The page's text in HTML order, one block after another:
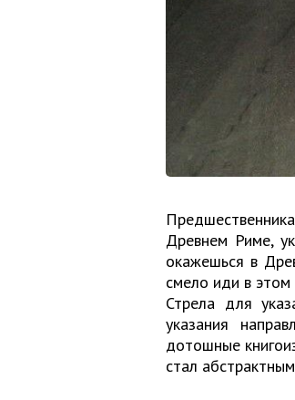
Древнем Риме,
окажешься в
смело иди в этом
Стрела для
указания
дотошные
стал